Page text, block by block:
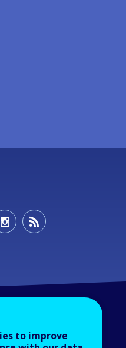
to improve